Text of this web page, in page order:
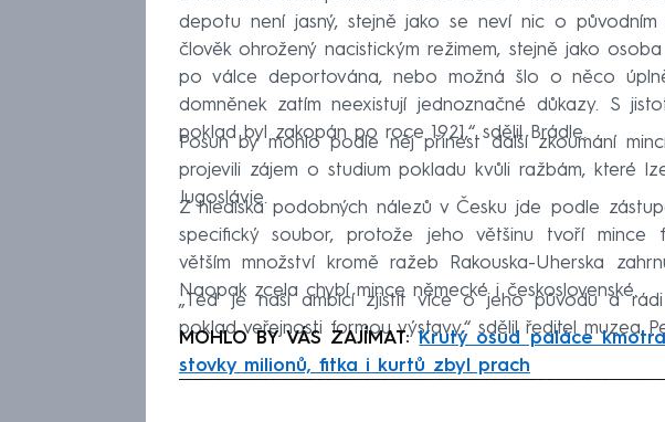
depotu není jasný, stejně jako se neví nic o původním
člověk ohrožený nacistickým režimem, stejně jako
po válce deportována, nebo možná šlo o něco
domněnek zatím neexistují jednoznačné důkazy. S
poklad byl zakopán po roce 1921,“ sdělil Brádle.
Posun by mohlo podle něj přinést další zkoumání
projevili zájem o studium pokladu kvůli ražbám, které
Jugoslávie.
Z hlediska podobných nálezů v Česku jde podle
specifický soubor, protože jeho většinu tvoří mince
větším množství kromě ražeb Rakouska-Uherska
Naopak zcela chybí mince německé i československé.
„Teď je naší ambicí zjistit více o jeho původu a rádi
poklad veřejnosti formou výstavy,“ sdělil ředitel muzea
MOHLO BY VÁS ZAJÍMAT:Krutý osud paláce
stovky milionů, fitka i kurtů zbyl prach